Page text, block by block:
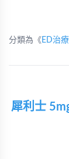
分類為《 ED治療
犀利士